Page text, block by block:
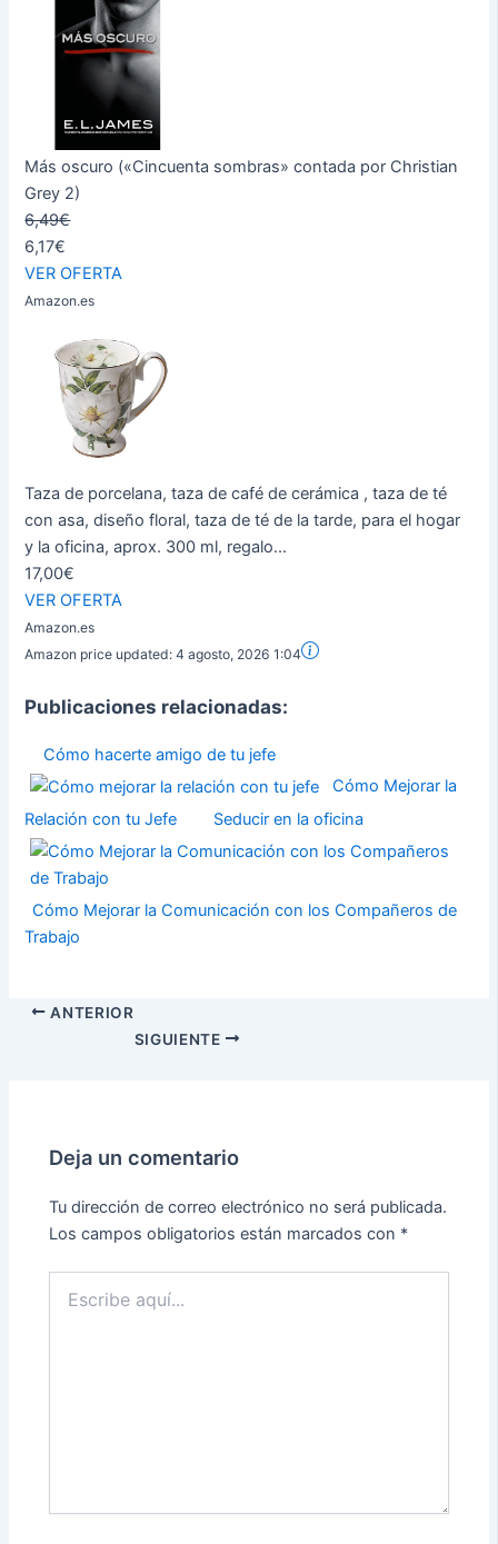
Más oscuro («Cincuenta sombras» contada por Christian
Grey 2)
6,49€
6,17€
VER OFERTA
Amazon.es
Taza de porcelana, taza de café de cerámica , taza de té
con asa, diseño floral, taza de té de la tarde, para el hogar
y la oficina, aprox. 300 ml, regalo...
17,00€
VER OFERTA
Amazon.es
Amazon price updated:4 agosto, 2026 1:04
Publicaciones relacionadas:
Cómo hacerte amigo de tu jefe
Cómo Mejorar la
Relación con tu Jefe
Seducir en la oficina
Cómo Mejorar la Comunicación con los Compañeros de
Trabajo
ANTERIOR
SIGUIENTE
Deja un comentario
Tu dirección de correo electrónico no será publicada.
Los campos obligatorios están marcados con *
aquí...